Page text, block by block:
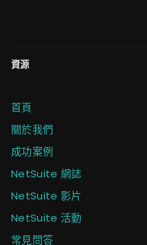
資源
首頁
關於我們
成功案例
NetSuite 網誌
NetSuite 影片
NetSuite 活動
常見問答